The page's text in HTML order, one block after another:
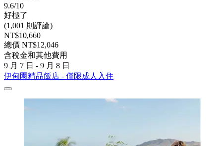
9.6/10
好極了
(1,001 則評論)
NT$10,660
總價 NT$12,046
含稅金和其他費用
9 月 7 日 - 9 月 8 日
伊甸園精品飯店 - 僅限成人入住